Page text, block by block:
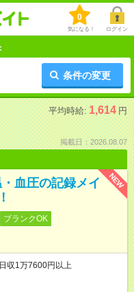
0
気になる！ ログイン
条件の変更
平均時給: 1,614 円
掲載日：2026.08.07
NEW
血圧の記録メイ
ブランクOK
1万7600円以上